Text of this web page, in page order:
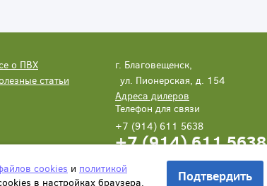
о ПВХ
статьи
г. Благовещенск,
ул. Пионерская, д. 154
Адреса дилеров
Телефон для связи
+7 (914) 611 5638
+7 (914) 611 5638
Написать нам Заказать звонок
cookies и политикой
в настройках браузера. Подтвердить